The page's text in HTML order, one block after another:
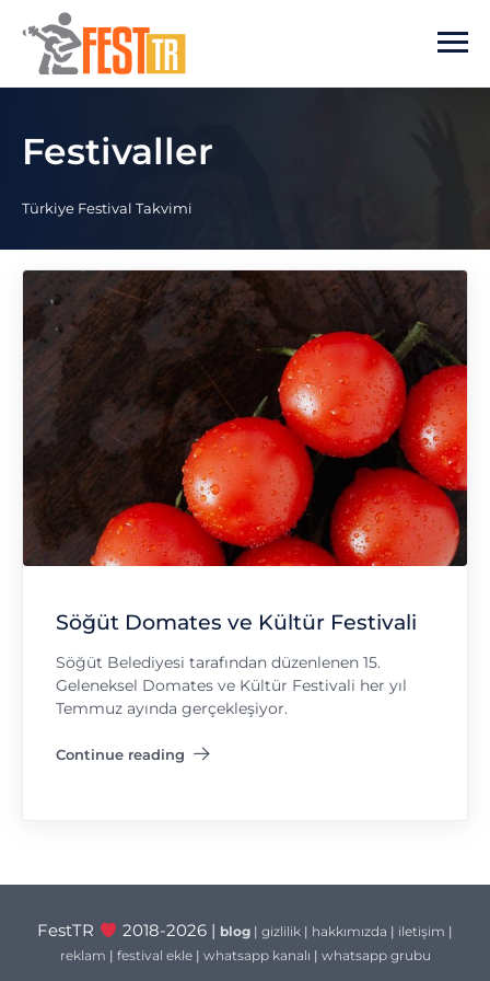
Ana içeriğe atla
Festivaller
Türkiye Festival Takvimi
Söğüt Domates ve Kültür Festivali
Söğüt Belediyesi tarafından düzenlenen 15.
Geleneksel Domates ve Kültür Festivali her yıl
Temmuz ayında gerçekleşiyor.
Continue reading
"Söğüt Domates ve Kültür Festivali"
FestTR 2018-2026 | blog| gizlilik| hakkımızda | iletişim |
reklam | festival ekle| whatsapp kanalı | whatsapp grubu